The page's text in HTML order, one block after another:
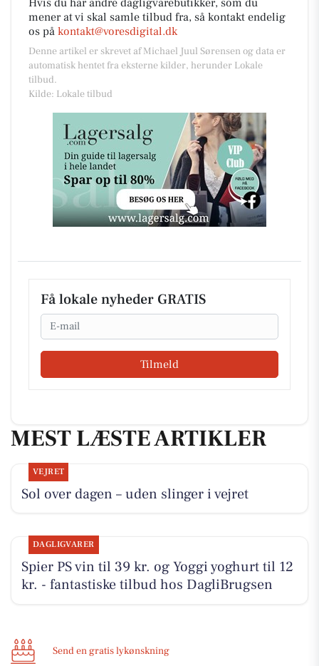
mener at vi skal samle tilbud fra, så kontakt endelig
os på kontakt@voresdigital.dk
Denne artikel er skrevet af Michael Juul Sørensen og data er
automatisk hentet fra eksterne kilder, herunder Lokale
tilbud.
Kilde: Lokale tilbud
Få lokale nyheder GRATIS
Email
Tilmeld
MEST LÆSTE ARTIKLER
VEJRET
Sol over dagen – uden slinger i vejret
DAGLIGVARER
Spier PS vin til 39 kr. og Yoggi yoghurt til 12
kr. - fantastiske tilbud hos DagliBrugsen
Send en gratis lykønskning